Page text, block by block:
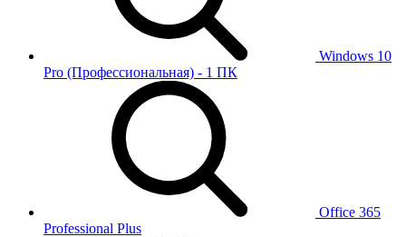
Windows 10
Pro (Профессиональная) - 1 ПК
Office 365
Professional Plus